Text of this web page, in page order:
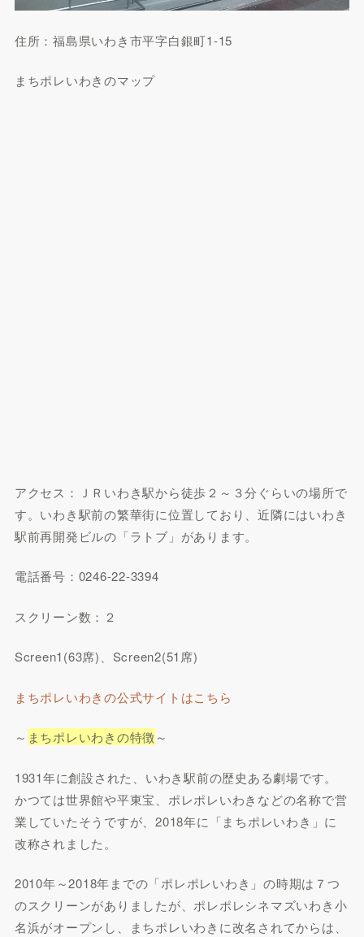
住所：福島県いわき市平字白銀町1-15
まちポレいわきのマップ
アクセス：ＪＲいわき駅から徒歩２～３分ぐらいの場所で
す。いわき駅前の繁華街に位置しており、近隣にはいわき
駅前再開発ビルの「ラトブ」があります。
電話番号：0246-22-3394
スクリーン数：２
Screen1(63席)、Screen2(51席)
まちポレいわきの公式サイトはこちら
～ まちポレいわきの特徴 ～
1931年に創設された、いわき駅前の歴史ある劇場です。
かつては世界館や平東宝、ポレポレいわきなどの名称で営
業していたそうですが、2018年に「まちポレいわき」に
改称されました。
2010年～2018年までの「ポレポレいわき」の時期は７つ
のスクリーンがありましたが、ポレポレシネマズいわき小
名浜がオープンし、まちポレいわきに改名されてからは、